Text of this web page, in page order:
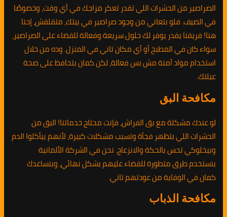
الصراصير من الحشرات اللي تقدر تعكر مزاجك في أي وقت، وخصوصًا
في الصيف. فلو بتعاني من وجود صراصير في بيتك، متقلقش، إحنا
هنا! فريقنا يقدر يوفر لك حلول سريعة وفعالة للقضاء على الصراصير،
سواء كان في المطبخ أو أي مكان تاني في المنزل. وده من خلال
استخدام مواد آمنة مش بس فعالة، لكن كمان بتحافظ على صحة
عيلتك.
مكافحة البق
لو عندك مشكلة مع بق الفراش، فإنت محتاج خدماتنا! البق من
الحشرات اللي بتظهر فجأة وتسبب مشكلات كبيرة، لأنهم بيأكلوا الدم
وبيخلوكي تحس بالحكة والانزعاج. نحن في الشركة الألمانية
بنستخدم طرق متطورة للقضاء عليهم بشكل نهائي، وبنساعدك
كمان في الوقاية من عودتهم تاني.
مكافحة الذباب